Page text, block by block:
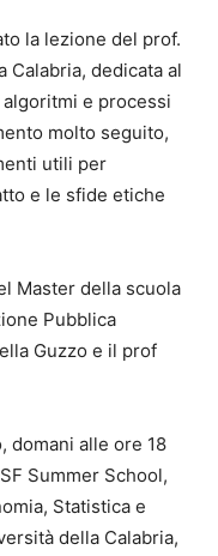
la lezione del prof.
Calabria, dedicata al
e processi
molto seguito,
utili per
e le sfide etiche
Master della scuola
Pubblica
Guzzo e il prof
domani alle ore 18
Summer School,
Statistica e
della Calabria,